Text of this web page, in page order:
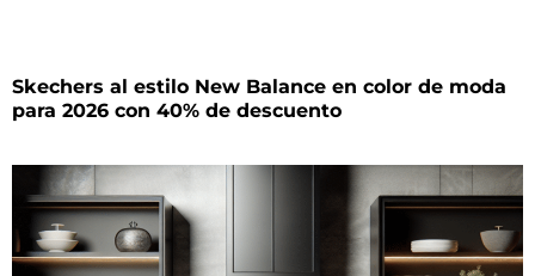
Skechers al estilo New Balance en color de moda
para 2026 con 40% de descuento